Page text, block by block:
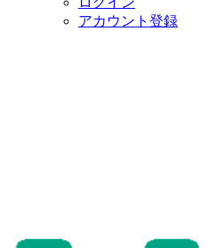
アカウント登録